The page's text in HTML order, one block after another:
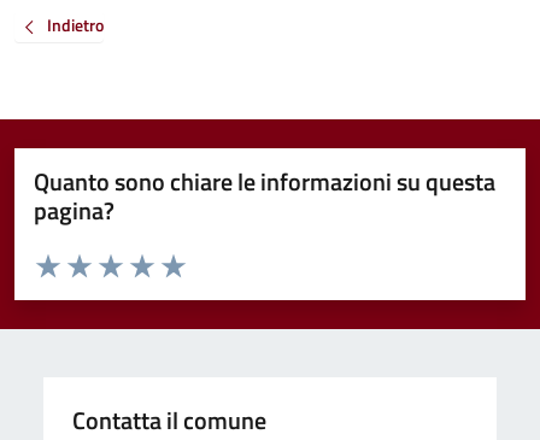
Indietro
Quanto sono chiare le informazioni su questa
pagina?
Valuta da 1 a 5 stelle la pagina
Valuta 5 stelle su 5
Valuta 4 stelle su 5
Valuta 3 stelle su 5
Valuta 2 stelle su 5
Valuta 1 stelle su 5
Contatta il comune